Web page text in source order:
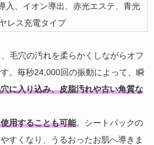
入、イオン導出、赤光エステ、青光
レス充電タイプ
毛穴の汚れを柔らかくしながらオフ
。毎秒24,000回の振動によって、瞬
に入り込み、皮脂汚れや古い角質な
用することも可能。シートパックの
すくなり、うるおったお肌へ導きま